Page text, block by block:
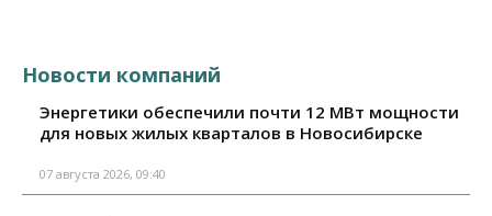
Новости компаний
Энергетики обеспечили почти 12 МВт мощности
для новых жилых кварталов в Новосибирске
07 августа 2026, 09:40